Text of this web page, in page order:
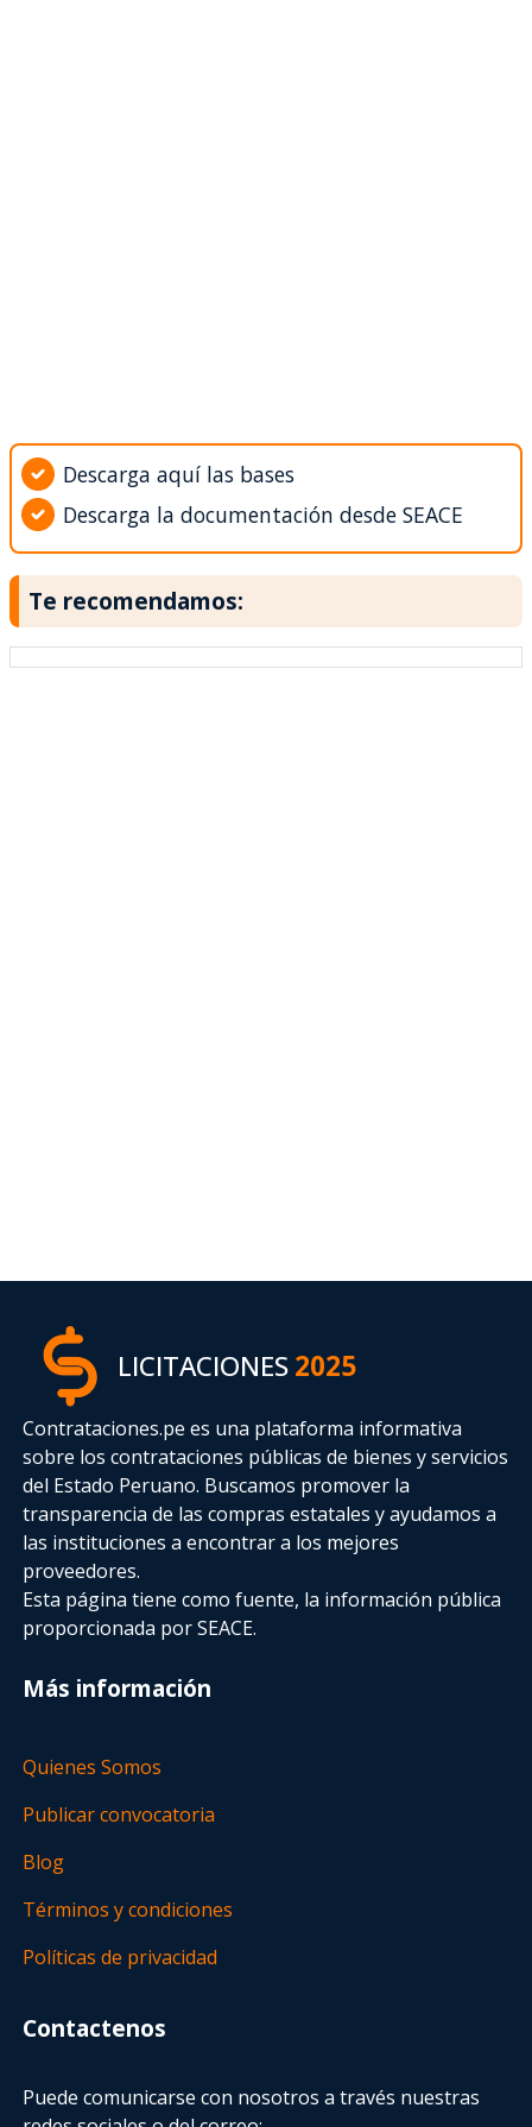
Descarga aquí las bases
Descarga la documentación desde SEACE
Te recomendamos:
LICITACIONES2025
Contrataciones.pe es una plataforma informativa
sobre los contrataciones públicas de bienes y servicios
del Estado Peruano. Buscamos promover la
transparencia de las compras estatalesy ayudamos a
las instituciones a encontrar a los mejores
proveedores.
Esta página tiene como fuente, la información pública
proporcionada por SEACE.
Más información
Quienes Somos
Publicar convocatoria
Blog
Términos y condiciones
Políticas de privacidad
Contactenos
Puede comunicarse con nosotros a través nuestras